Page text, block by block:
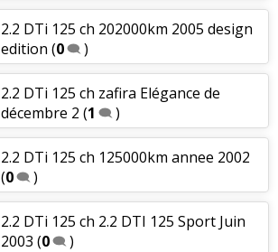
2.2 DTi 125 ch 202000km 2005 design
edition (0 )
2.2 DTi 125 ch zafira Elégance de
décembre 2 (1 )
2.2 DTi 125 ch 125000km annee 2002
(0 )
2.2 DTi 125 ch 2.2 DTI 125 Sport Juin
2003 (0 )